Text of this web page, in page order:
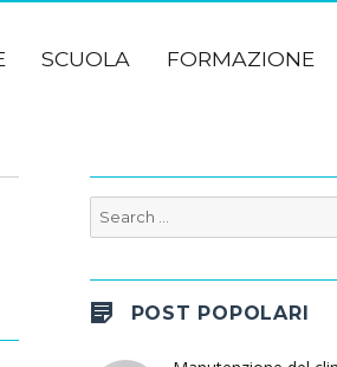
SCUOLA FORMAZIONE
Search
for:
POST POPOLARI